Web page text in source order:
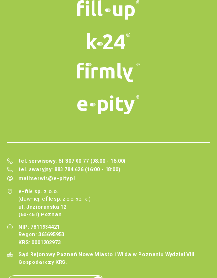
tel. serwisowy: 61 307 00 77 (08:00 - 16:00)
tel. awaryjny: 883 784 626 (16:00 - 18:00)
mail:serwis@e-pity.pl
e-file sp. z o.o.
(dawniej: e-file sp. z o.o. sp. k.)
ul. Jeziorańska 12
(60-461) Poznań
NIP: 7811934421
Regon: 365695953
KRS: 0001202973
Sąd Rejonowy Poznań Nowe Miasto i Wilda w Poznaniu Wydział VIII
Gospodarczy KRS.